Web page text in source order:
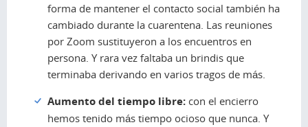
forma de mantener el contacto social también ha
cambiado durante la cuarentena. Las reuniones
por Zoom sustituyeron a los encuentros en
persona. Y rara vez faltaba un brindis que
terminaba derivando en varios tragos de más.
Aumento del tiempo libre: con el encierro
hemos tenido más tiempo ocioso que nunca. Y